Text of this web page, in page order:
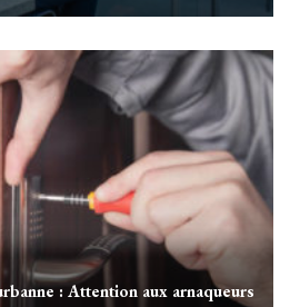
: Attention aux arnaqueurs